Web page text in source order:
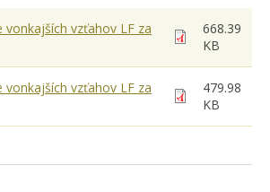
vonkajších vzťahov LF za
668.39
KB
vonkajších vzťahov LF za
479.98
KB